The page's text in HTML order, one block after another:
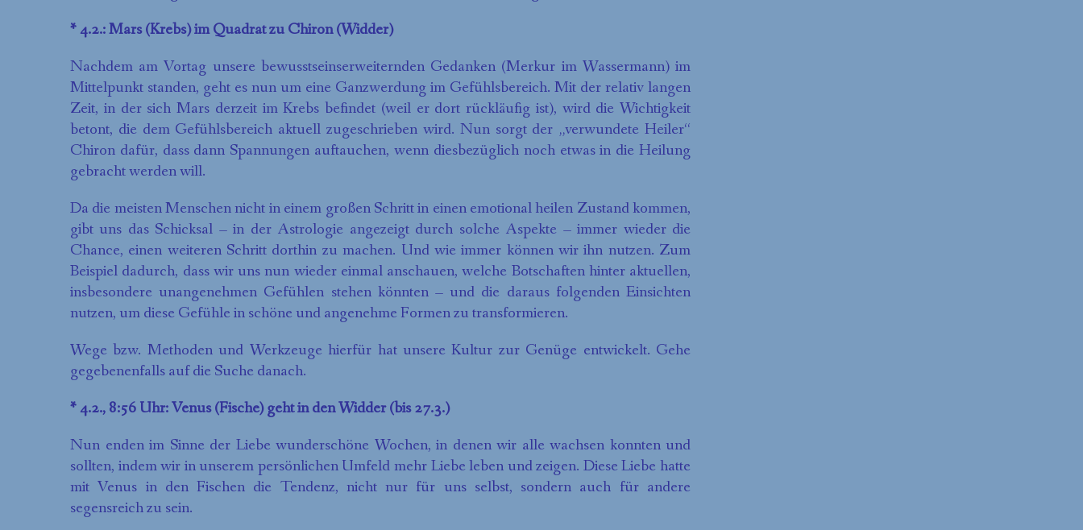
* 4.2.: Mars (Krebs) im Quadrat zu Chiron (Widder)
Nachdem am Vortag unsere bewusstseinserweiternden Gedanken (Merkur im Wassermann) im
Mittelpunkt standen, geht es nun um eine Ganzwerdung im Gefühlsbereich. Mit der relativ langen
Zeit, in der sich Mars derzeit im Krebs befindet (weil er dort rückläufig ist), wird die Wichtigkeit
betont, die dem Gefühlsbereich aktuell zugeschrieben wird. Nun sorgt der „verwundete Heiler“
Chiron dafür, dass dann Spannungen auftauchen, wenn diesbezüglich noch etwas in die Heilung
gebracht werden will.
Da die meisten Menschen nicht in einem großen Schritt in einen emotional heilen Zustand kommen,
gibt uns das Schicksal – in der Astrologie angezeigt durch solche Aspekte – immer wieder die
Chance, einen weiteren Schritt dorthin zu machen. Und wie immer können wir ihn nutzen. Zum
Beispiel dadurch, dass wir uns nun wieder einmal anschauen, welche Botschaften hinter aktuellen,
insbesondere unangenehmen Gefühlen stehen könnten – und die daraus folgenden Einsichten
nutzen, um diese Gefühle in schöne und angenehme Formen zu transformieren.
Wege bzw. Methoden und Werkzeuge hierfür hat unsere Kultur zur Genüge entwickelt. Gehe
gegebenenfalls auf die Suche danach.
* 4.2., 8:56 Uhr: Venus (Fische) geht in den Widder (bis 27.3.)
Nun enden im Sinne der Liebe wunderschöne Wochen, in denen wir alle wachsen konnten und
sollten, indem wir in unserem persönlichen Umfeld mehr Liebe leben und zeigen. Diese Liebe hatte
mit Venus in den Fischen die Tendenz, nicht nur für uns selbst, sondern auch für andere
segensreich zu sein.